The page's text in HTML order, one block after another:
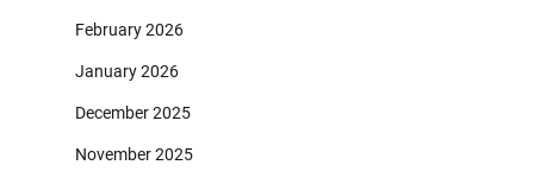
February 2026
January 2026
December 2025
November 2025